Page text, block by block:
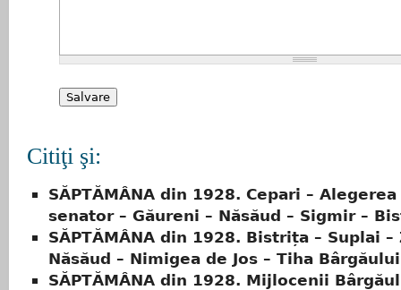
Citiţi şi:
SĂPTĂMÂNA din 1928. Cepari –
senator – Găureni – Năsăud – Sigmir –
SĂPTĂMÂNA din 1928. Bistrița – Suplai –
Năsăud – Nimigea de Jos – Tiha Bârgăului
SĂPTĂMÂNA din 1928. Mijlocenii